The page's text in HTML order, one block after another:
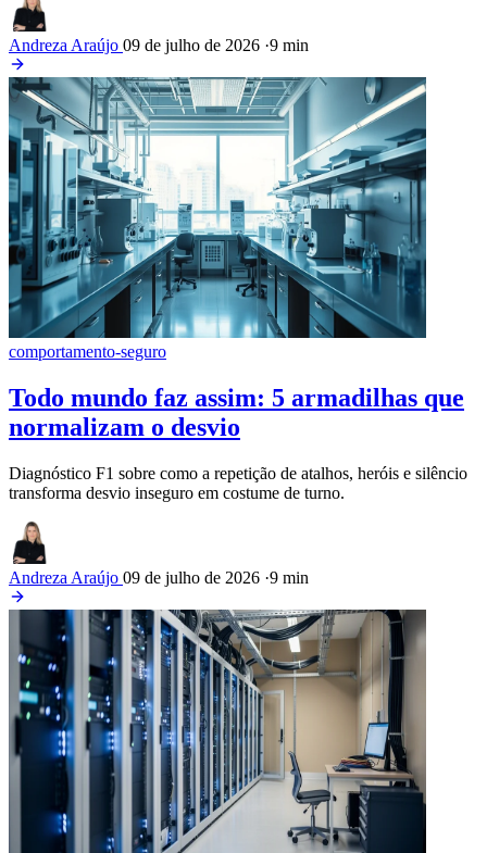
Andreza Araújo 09 de julho de 2026 ·9 min
comportamento-seguro
Todo mundo faz assim: 5 armadilhas que
normalizam o desvio
Diagnóstico F1 sobre como a repetição de atalhos, heróis e silêncio
transforma desvio inseguro em costume de turno.
Andreza Araújo 09 de julho de 2026 ·9 min